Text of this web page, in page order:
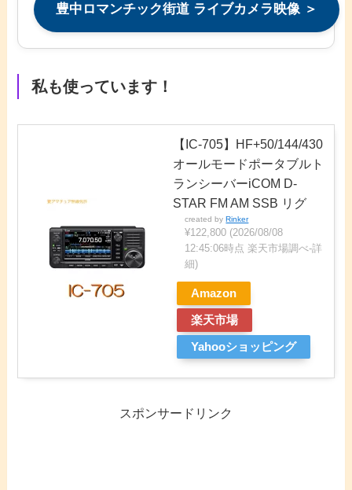
豊中ロマンチック街道 ライブカメラ映像 ＞
私も使っています！
【IC-705】HF+50/144/430
オールモードポータブルト
ランシーバーiCOM D-
STAR FM AM SSB リグ
created byRinker
¥122,800 (2026/08/08
12:45:06時点 楽天市場調べ-詳
細)
Amazon
楽天市場
Yahooショッピング
スポンサードリンク